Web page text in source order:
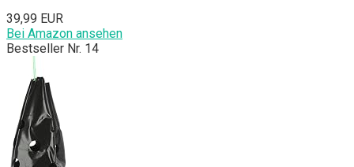
39,99 EUR
Bei Amazon ansehen
Bestseller Nr. 14